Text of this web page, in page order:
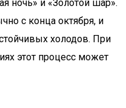
ночь» и «Золотой шар».
с конца октября, и
холодов. При
этот процесс может